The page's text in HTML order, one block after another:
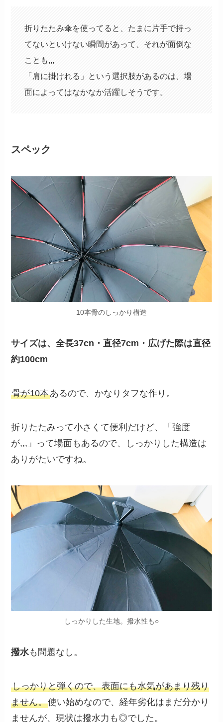
折りたたみ傘を使ってると、たまに片手で持っ
てないといけない瞬間があって、それが面倒な
ことも,,,
「肩に掛けれる」という選択肢があるのは、場
面によってはなかなか活躍しそうです。
スペック
10本骨のしっかり構造
サイズは、全長37cn・直径7cm・広げた際は直径
約100cm
骨が10本あるので、かなりタフな作り。
折りたたみって小さくて便利だけど、「強度
が,,,」って場面もあるので、しっかりした構造は
ありがたいですね。
しっかりした生地。撥水性も○
撥水も問題なし。
しっかりと弾くので、表面にも水気があまり残り
ません。使い始めなので、経年劣化はまだ分かり
ませんが、現状は撥水力も◎でした。